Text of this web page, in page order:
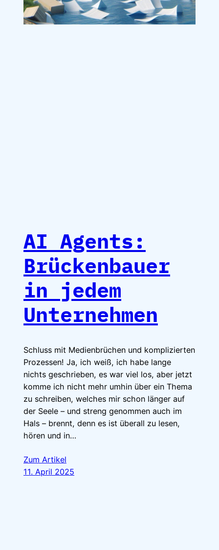
AI Agents:
Brückenbauer
in jedem
Unternehmen
Schluss mit Medienbrüchen und komplizierten
Prozessen! Ja, ich weiß, ich habe lange
nichts geschrieben, es war viel los, aber jetzt
komme ich nicht mehr umhin über ein Thema
zu schreiben, welches mir schon länger auf
der Seele – und streng genommen auch im
Hals – brennt, denn es ist überall zu lesen,
hören und in…
Zum Artikel
11. April 2025